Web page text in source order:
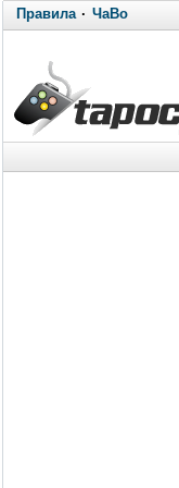
Правила· ЧаВо